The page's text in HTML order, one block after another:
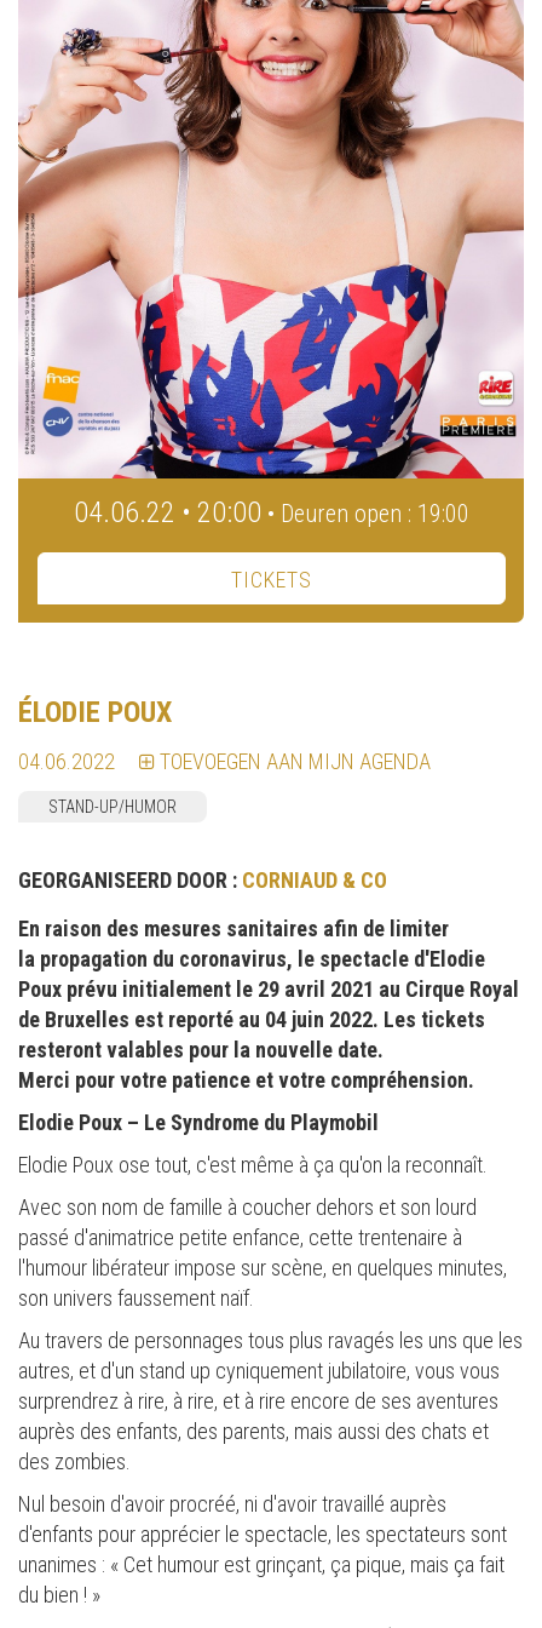
04.06.22 • 20:00 • Deuren open : 19:00
TICKETS
ÉLODIE POUX
04.06.2022 TOEVOEGEN AAN MIJN AGENDA
STAND-UP/HUMOR
GEORGANISEERD DOOR : CORNIAUD & CO
En raison des mesures sanitaires afin de limiter
la propagation du coronavirus, le spectacle d'Elodie
Poux prévu initialement le 29 avril 2021 au Cirque Royal
de Bruxelles est reporté au 04 juin 2022. Les tickets
resteront valables pour la nouvelle date.
Merci pour votre patience et votre compréhension.
Elodie Poux – Le Syndrome du Playmobil
Elodie Poux ose tout, c'est même à ça qu'on la reconnaît.
Avec son nom de famille à coucher dehors et son lourd
passé d'animatrice petite enfance, cette trentenaire à
l'humour libérateur impose sur scène, en quelques minutes,
son univers faussement naïf.
Au travers de personnages tous plus ravagés les uns que les
autres, et d'un stand up cyniquement jubilatoire, vous vous
surprendrez à rire, à rire, et à rire encore de ses aventures
auprès des enfants, des parents, mais aussi des chats et
des zombies.
Nul besoin d'avoir procréé, ni d'avoir travaillé auprès
d'enfants pour apprécier le spectacle, les spectateurs sont
unanimes : « Cet humour est grinçant, ça pique, mais ça fait
du bien ! »